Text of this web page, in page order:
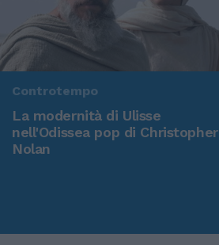
Controtempo
La modernità di Ulisse
nell'Odissea pop di Christopher
Nolan